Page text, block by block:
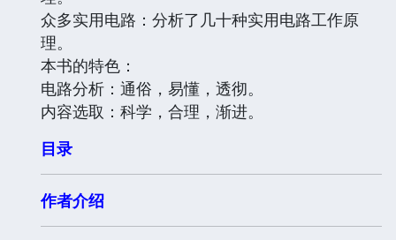
众多实用电路：分析了几十种实用电路工作原
理。
本书的特色：
电路分析：通俗，易懂，透彻。
内容选取：科学，合理，渐进。
目录
作者介绍